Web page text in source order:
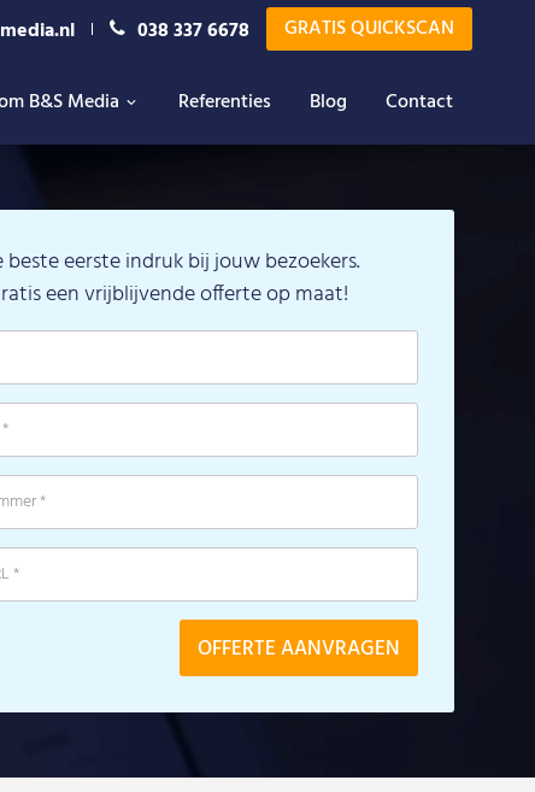
038 337 6678 GRATIS QUICKSCAN
B&S Media Referenties Blog Contact
beste eerste indruk bij jouw bezoekers.
een vrijblijvende offerte op maat!